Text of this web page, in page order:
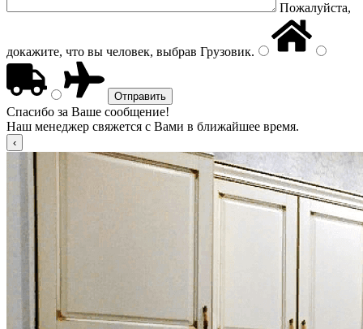
Пожалуйста,
докажите, что вы человек, выбрав Грузовик.
Спасибо за Ваше сообщение!
Наш менеджер свяжется с Вами в ближайшее время.